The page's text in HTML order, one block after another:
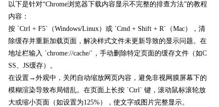
以下是针对“Chrome浏览器下载内容显示不完整的排查方法”的教程
内容：
按 `Ctrl + F5`（Windows/Linux）或 `Cmd + Shift + R`（Mac），清
除缓存并重新加载页面，解决样式文件未更新导致的显示问题。在
地址栏输入 `chrome://cache/`，手动删除特定页面的缓存文件（如C
SS、JS缓存）。
在设置→外观中，关闭自动缩放网页内容，避免非视网膜屏幕下的
模糊渲染导致布局错乱。在页面上长按 `Ctrl` 键，滚动鼠标滚轮放
大或缩小页面（如设置为125%），使文字或图片完整显示。